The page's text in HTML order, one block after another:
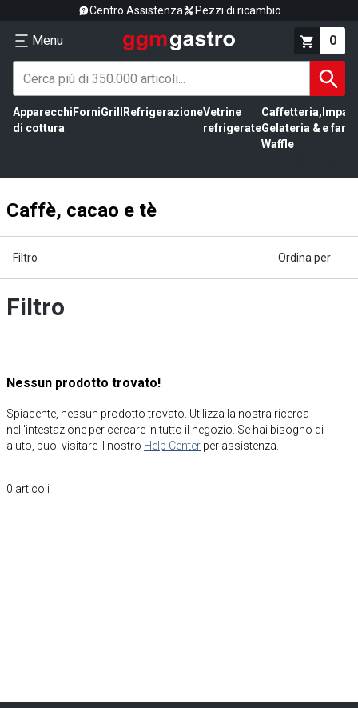
Centro Assistenza Pezzi di ricambio
Menu 0
Apparecchi
di cottura
ForniGrill RefrigerazioneVetrine
refrigerate
Caffetteria,
Gelateria &
Waffle
e
Caffè, cacao e tè
Filtro Ordina per
Filtro
Nessun prodotto trovato!
Spiacente, nessun prodotto trovato. Utilizza la nostra ricerca
nell'intestazione per cercare in tutto il negozio. Se hai bisogno di
aiuto, puoi visitare il nostro Help Center per assistenza.
0 articoli